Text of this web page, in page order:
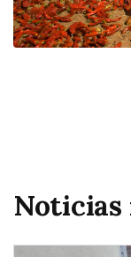
Noticias